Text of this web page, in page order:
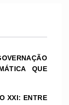
QUE
XXI: ENTRE